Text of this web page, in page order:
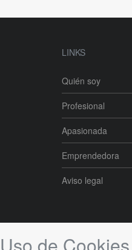
LINKS
Quién soy
Profesional
Apasionada
Emprendedora
Aviso legal
Uso de Cookies